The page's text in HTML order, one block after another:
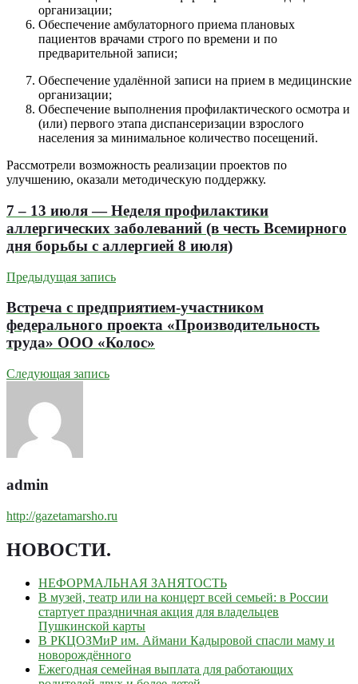
организации;
Обеспечение амбулаторного приема плановых
пациентов врачами строго по времени и по
предварительной записи;
Обеспечение удалённой записи на прием в медицинские
организации;
Обеспечение выполнения профилактического осмотра и
(или) первого этапа диспансеризации взрослого
населения за минимальное количество посещений.
Рассмотрели возможность реализации проектов по
улучшению, оказали методическую поддержку.
7 – 13 июля — Неделя профилактики
аллергических заболеваний (в честь Всемирного
дня борьбы с аллергией 8 июля)
Предыдущая запись
Встреча с предприятием-участником
федерального проекта «Производительность
труда» ООО «Колос»
Следующая запись
admin
http://gazetamarsho.ru
НОВОСТИ.
НЕФОРМАЛЬНАЯ ЗАНЯТОСТЬ
В музей, театр или на концерт всей семьей: в России
стартует праздничная акция для владельцев
Пушкинской карты
В РКЦОЗМиР им. Аймани Кадыровой спасли маму и
новорождённого
Ежегодная семейная выплата для работающих